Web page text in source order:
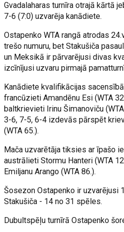
Gvadalaharas turnīra otrajā kārtā
7-6 (7:0) uzvarēja kanādiete.
Ostapenko WTA rangā atrodas
trešo numuru, bet Stakušiča
un Meksikā ir pārvarējusi divas
izcīnījusi uzvaru pirmajā
Kanādiete kvalifikācijas
francūzieti Amandēnu Esi (WTA
baltkrievieti Irinu Šimanoviču
3-6, 7-5, 6-4 izdevās pārspēt
(WTA 65.).
Mača uzvarētāja tiksies ar īpašo
austrālieti Stormu Hanteri (WTA
Emiljanu Arango (WTA 86.).
Šosezon Ostapenko ir uzvarējusi
Stakušiča - 14 no 31 spēles.
Dubultspēļu turnīrā Ostapenko